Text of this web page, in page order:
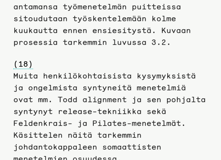
antamansa työmenetelmän puitteissa
sitoudutaan työskentelemään kolme
kuukautta ennen ensiesitystä. Kuvaan
prosessia tarkemmin luvussa 3.2.
(18)
Muita henkilökohtaisista kysymyksistä
ja ongelmista syntyneitä menetelmiä
ovat mm. Todd alignment ja sen pohjalta
syntynyt release-tekniikka sekä
Feldenkrais- ja Pilates-menetelmät.
Käsittelen näitä tarkemmin
johdantokappaleen somaattisten